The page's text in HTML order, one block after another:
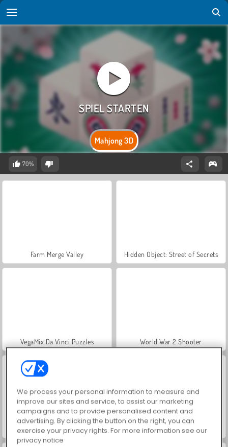
Mahjong 3D
70%
Farm Merge Valley Hidden Object: Street of Secrets
VegaMix Da Vinci Puzzles World War 2 Shooter
Car Parking City Duel ASMR Makeover & Makeup Studio
We process your personal information to measure and
improve our sites and service, to assist our marketing
campaigns and to provide personalised content and
advertising. By clicking the button on the right, you can
exercise your privacy rights. For more information see our
privacy notice